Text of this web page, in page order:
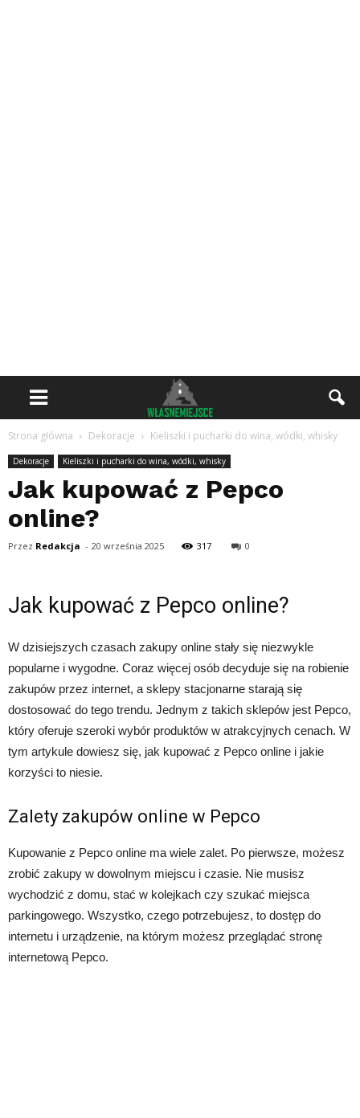
Strona główna Dekoracje Kieliszki i pucharki do wina, wódki, whisky
Dekoracje Kieliszki i pucharki do wina, wódki, whisky
Jak kupować z Pepco
online?
Przez Redakcja - 20 września 2025 317 0
Jak kupować z Pepco online?
W dzisiejszych czasach zakupy online stały się niezwykle
popularne i wygodne. Coraz więcej osób decyduje się na robienie
zakupów przez internet, a sklepy stacjonarne starają się
dostosować do tego trendu. Jednym z takich sklepów jest Pepco,
który oferuje szeroki wybór produktów w atrakcyjnych cenach. W
tym artykule dowiesz się, jak kupować z Pepco online i jakie
korzyści to niesie.
Zalety zakupów online w Pepco
Kupowanie z Pepco online ma wiele zalet. Po pierwsze, możesz
zrobić zakupy w dowolnym miejscu i czasie. Nie musisz
wychodzić z domu, stać w kolejkach czy szukać miejsca
parkingowego. Wszystko, czego potrzebujesz, to dostęp do
internetu i urządzenie, na którym możesz przeglądać stronę
internetową Pepco.